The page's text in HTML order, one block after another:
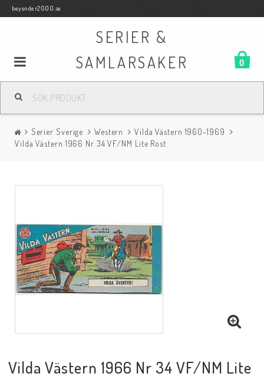
beyonder2000.se
SERIER &
SAMLARSAKER
0
Samlar- och Spelkort
Serier
Böcker
Film
Musik
Serier Sverige Western
Vilda Västern 1960-1969
Vilda Västern 1966 Nr 34 VF/NM Lite Rost
Vilda Västern 1966 Nr 34 VF/NM Lite